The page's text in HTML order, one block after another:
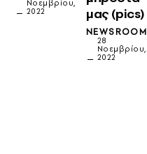
Νοεμβρίου,
2022
μας (pics)
NEWSROOM
28
Νοεμβρίου,
2022